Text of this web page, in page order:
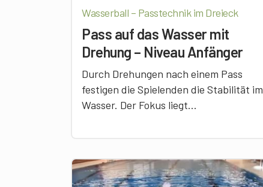
Wasserball – Passtechnik im Dreieck
Pass auf das Wasser mit
Drehung – Niveau Anfänger
Durch Drehungen nach einem Pass
festigen die Spielenden die Stabilität im
Wasser. Der Fokus liegt...